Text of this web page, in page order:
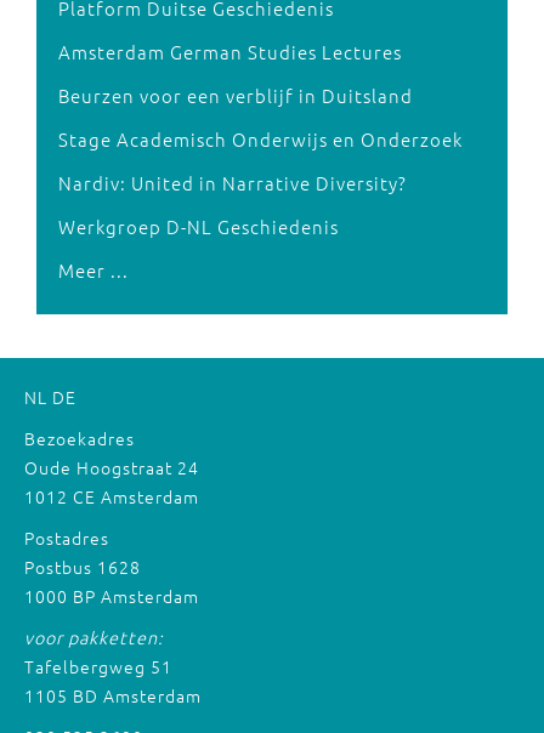
Platform Duitse Geschiedenis
Amsterdam German Studies Lectures
Beurzen voor een verblijf in Duitsland
Stage Academisch Onderwijs en Onderzoek
Nardiv: United in Narrative Diversity?
Werkgroep D-NL Geschiedenis
Meer ...
NL DE
Bezoekadres
Oude Hoogstraat 24
1012 CE Amsterdam
Postadres
Postbus 1628
1000 BP Amsterdam
voor pakketten:
Tafelbergweg 51
1105 BD Amsterdam